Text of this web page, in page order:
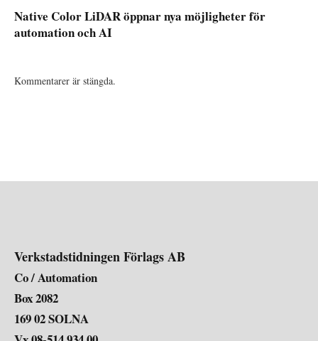
Native Color LiDAR öppnar nya möjligheter för
automation och AI
Kommentarer är stängda.
Verkstadstidningen Förlags AB
Co / Automation
Box 2082
169 02 SOLNA